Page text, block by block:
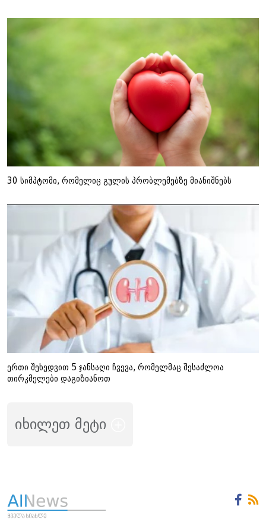
30 სიმპტომი, რომელიც გულის პრობლემებზე მიანიშნებს
ერთი შეხედვით 5 ჯანსაღი ჩვევა, რომელმაც შესაძლოა
თირკმელები დაგიზიანოთ
იხილეთ მეტი